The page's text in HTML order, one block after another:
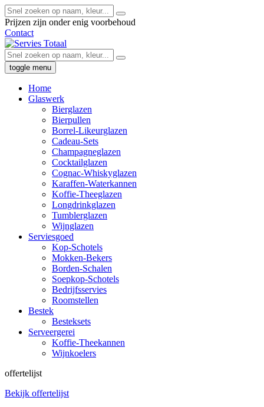
Prijzen zijn onder enig voorbehoud
Contact
toggle menu
Home
Glaswerk
Bierglazen
Bierpullen
Borrel-Likeurglazen
Cadeau-Sets
Champagneglazen
Cocktailglazen
Cognac-Whiskyglazen
Karaffen-Waterkannen
Koffie-Theeglazen
Longdrinkglazen
Tumblerglazen
Wijnglazen
Serviesgoed
Kop-Schotels
Mokken-Bekers
Borden-Schalen
Soepkop-Schotels
Bedrijfsservies
Roomstellen
Bestek
Besteksets
Serveergerei
Koffie-Theekannen
Wijnkoelers
offertelijst
Bekijk offertelijst